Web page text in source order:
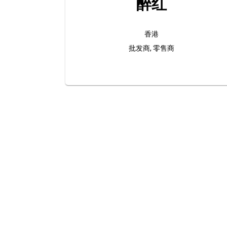
醉红
香港
批发商, 零售商